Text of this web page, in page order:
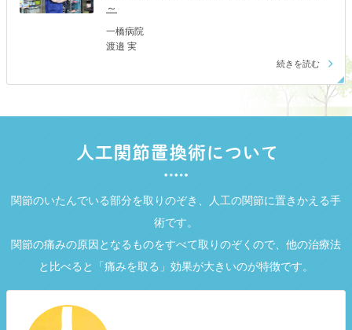
～
一橋病院
渡邉 実
続きを読む
関節のいたんでいる部分を取りのぞき、人工の関節に置きかえる手
術です。
関節の痛みの原因となるものをすべて取りのぞくので、他の治療法
と比べると「痛みを取る」効果が大きいのが特徴です。